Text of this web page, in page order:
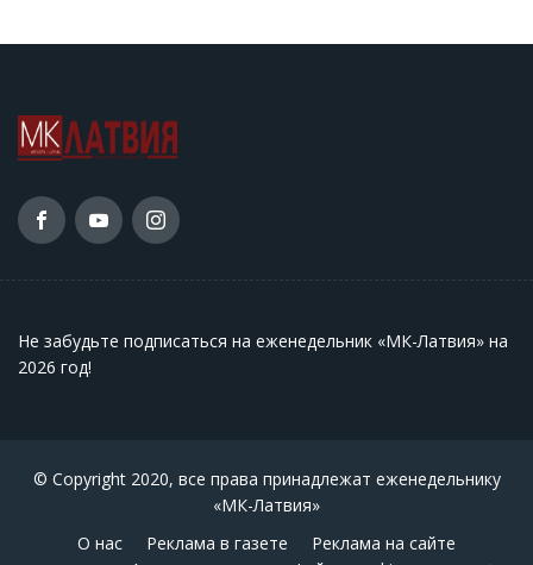
Не забудьте подписаться на еженедельник «МК-Латвия» на
2026 год!
© Copyright 2020, все права принадлежат еженедельнику
«МК-Латвия»
О нас
Реклама в газете
Реклама на сайте